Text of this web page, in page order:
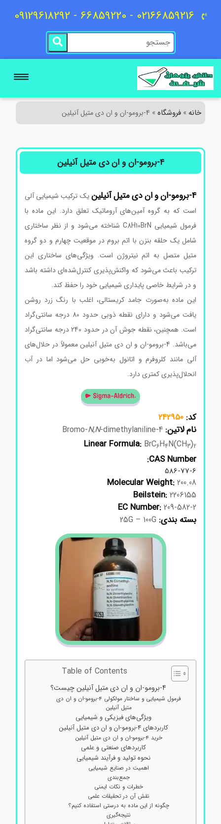
02166859216 - 66859220 - 09129618292
خانه»فروشگاه»4-برومو-ان و ان دی متیل آنیلین
وان دیمتیلآنیلینیک ترکیب شیمیایی آلی
است که به گروه آمین‌های آروماتیک تعلق دارد. این ماده با
فرمول شیمیایی C8H10BrN شناخته می‌شود و از نظر ساختاری
شامل یک حلقه بنزن با اتم بروم در موقعیت چهارم و دو گروه
متیل متصل به اتم نیتروژن است. ویژگی‌های ساختاری این
ترکیب باعث می‌شود که واکنش‌پذیری کنترل‌شده‌ای داشته باشد
و در شرایط خاصی پایداری شیمیایی خود را حفظ کند.
این ماده به‌صورت جامد کریستالی، اغلب با رنگ زرد روشن
یافت می‌شود و دارای نقطه ذوبی حدود 80 درجه سانتی‌گراد
است. همچنین، نقطه جوش آن در حدود 240 درجه سانتی‌گراد
می‌باشد. 4-برومو-ان و ان دی متیل آنیلین معمولاً در حلال‌های
آلی مانند کلروفرم و اتانول به‌خوبی حل می‌شود اما در آب
انحلال‌پذیری کمتری دارد.
کد:242950
نام لاتین:4-Bromo-
N,N-dimethylaniline
Linear Formula:BrC6H4N(CH
CAS Number:
586-77-6
Molecular Weight:200.08
Beilstein:2206155
EC Number:209-582-2
بسته بندی:25G – 100G
Table of Contents
فرمول شیمیایی و ساختار مولکولی 4-برومو-ان و ان دی
متیل آنیلین
ویژگی‌های فیزیکی و شیمیایی
کاربردهای 4-برومو-ان و ان دی متیل آنیلین
خرید 4-برومو-ان و ان دی متیل آنیلین
کاربردهای صنعتی و علمی
نحوه تولید و فرآیند شیمیایی
اهمیت در صنایع شیمیایی
جمع‌بندی
خطرات و نکات ایمنی
نقش آن در تحقیقات علمی
چگونه از این ماده به درستی استفاده کنیم؟
نتیجه‌گیری